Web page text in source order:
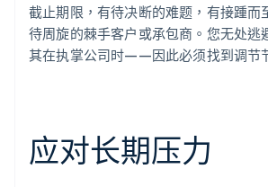
截止期限，有待决断的难题，有接踵而
待周旋的棘手客户或承包商。您无处
其在执掌公司时——因此必须找到调节
应对长期压力